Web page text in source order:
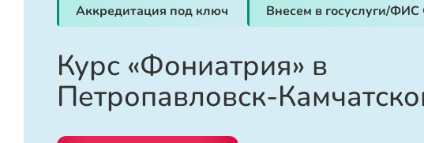
Аккредитация под ключ Внесем в госуслуги/
Курс «Фониатрия» в
Петропавловск-